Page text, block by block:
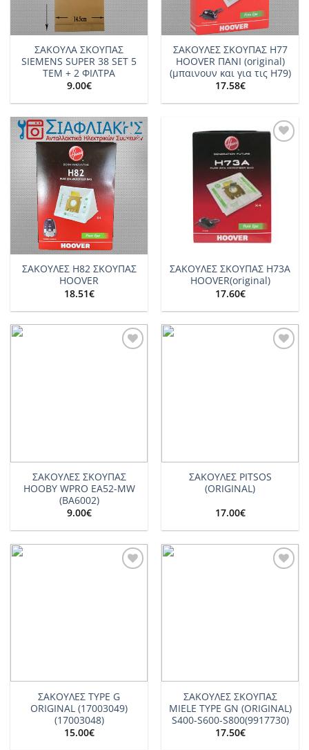
ΣΑΚΟΥΛΑ ΣΚΟΥΠΑΣ
SIEMENS SUPER 38 SET 5
ΤΕΜ + 2 ΦΙΛΤΡΑ
9.00€
ΣΑΚΟΥΛΕΣ ΣΚΟΥΠΑΣ H77
HOOVER ΠΑΝΙ (original)
(μπαινουν και για τις Η79)
17.58€
Add to
wishlist
ΣΑΚΟΥΛΕΣ H82 ΣΚΟΥΠΑΣ
HOOVER
18.51€
ΣΑΚΟΥΛΕΣ ΣΚΟΥΠΑΣ H73Α
HOOVER(original)
17.60€
ΣΑΚΟΥΛΕΣ ΣΚΟΥΠΑΣ
ΗΟΟΒΥ WPRO EA52-MW
(BA6002)
9.00€
ΣΑΚΟΥΛΕΣ PITSOS
(ORIGINAL)
17.00€
ΣΑΚΟΥΛΕΣ TYPE G
ORIGINAL (17003049)
(17003048)
15.00€
ΣΑΚΟΥΛΕΣ ΣΚΟΥΠΑΣ
MIELE TYPE GN (ORIGINAL)
S400-S600-S800(9917730)
17.50€